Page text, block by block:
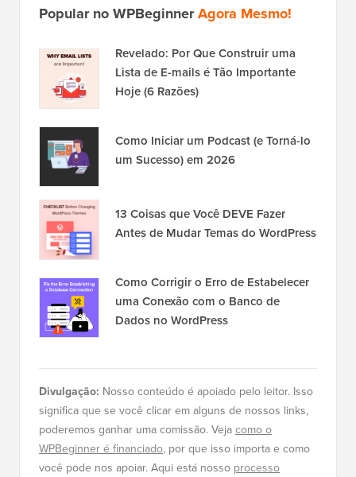
Popular no WPBeginnerAgora Mesmo!
Revelado: Por Que Construir uma
Lista de E-mails é Tão Importante
Hoje (6 Razões)
Como Iniciar um Podcast (e Torná-lo
um Sucesso) em 2026
13 Coisas que Você DEVE Fazer
Antes de Mudar Temas do WordPress
Como Corrigir o Erro de Estabelecer
uma Conexão com o Banco de
Dados no WordPress
Divulgação: Nosso conteúdo é apoiado pelo leitor. Isso
significa que se você clicar em alguns de nossos links,
poderemos ganhar uma comissão. Veja como o
WPBeginner é financiado, por que isso importa e como
você pode nos apoiar. Aqui está nosso processo